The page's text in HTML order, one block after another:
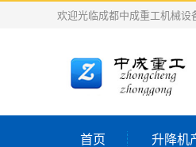
欢迎光临成都中成重工机械设
首页 升降机